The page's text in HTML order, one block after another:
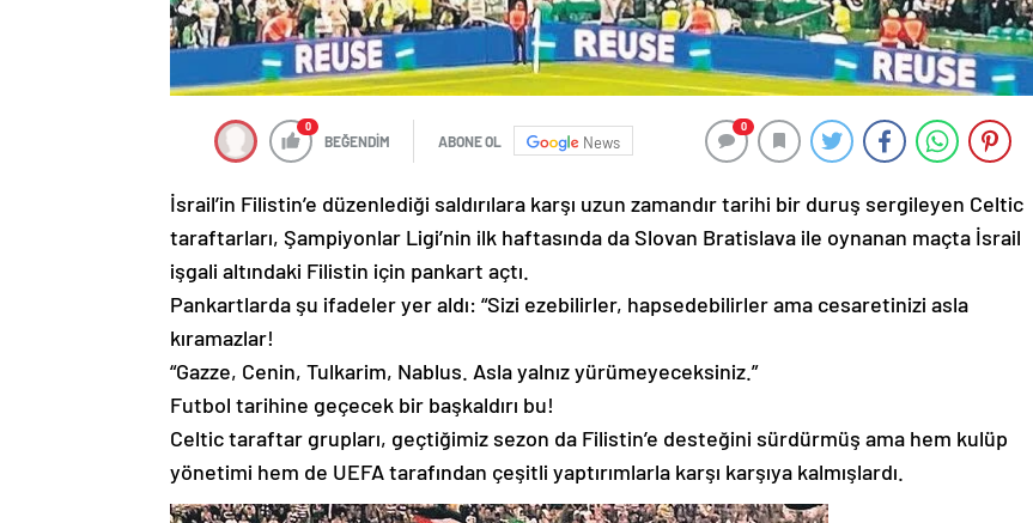
0
BEĞENDİM ABONE OL News
0
İsrail’in Filistin’e düzenlediği saldırılara karşı uzun zamandır tarihi bir duruş sergileyen Celtic
taraftarları, Şampiyonlar Ligi’nin ilk haftasında da Slovan Bratislava ile oynanan maçta İsrail
işgali altındaki Filistin için pankart açtı.
Pankartlarda şu ifadeler yer aldı: “Sizi ezebilirler, hapsedebilirler ama cesaretinizi asla
kıramazlar!
“Gazze, Cenin, Tulkarim, Nablus. Asla yalnız yürümeyeceksiniz.”
Futbol tarihine geçecek bir başkaldırı bu!
Celtic taraftar grupları, geçtiğimiz sezon da Filistin’e desteğini sürdürmüş ama hem kulüp
yönetimi hem de UEFA tarafından çeşitli yaptırımlarla karşı karşıya kalmışlardı.